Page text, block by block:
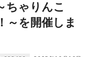
ちゃりんこ
～を開催しま